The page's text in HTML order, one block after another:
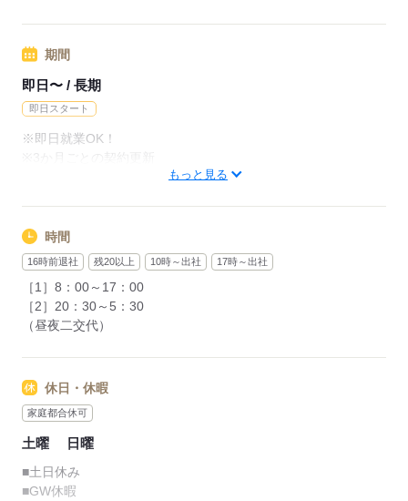
応募する
期間
即日〜 / 長期
即日スタート
※即日就業OK！
※3か月ごとの契約更新
応募する
もっと見る
時間
16時前退社 残20以上 10時～出社 17時～出社
［1］8：00～17：00
［2］20：30～5：30
（昼夜二交代）
休日・休暇
家庭都合休可
土曜 日曜
■土日休み
■GW休暇